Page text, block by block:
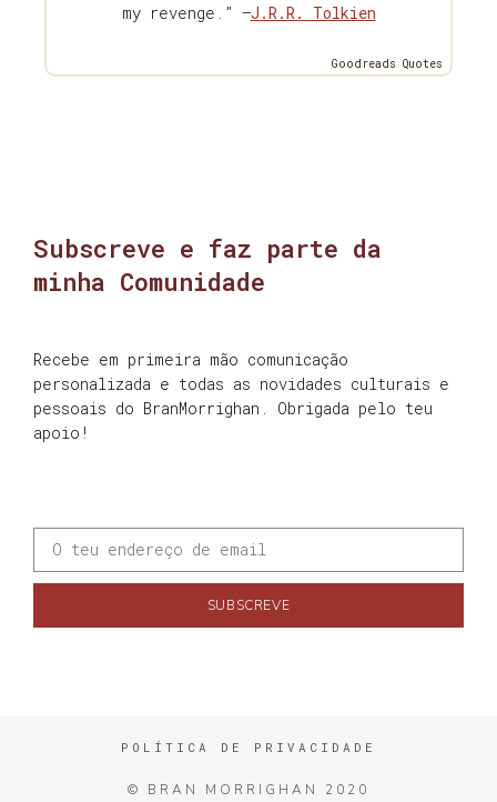
my revenge.” —J.R.R. Tolkien
Goodreads Quotes
Subscreve e faz parte da
minha Comunidade
Recebe em primeira mão comunicação
personalizada e todas as novidades culturais e
pessoais do BranMorrighan. Obrigada pelo teu
apoio!
SUBSCREVE
POLÍTICA DE PRIVACIDADE
© BRAN MORRIGHAN 2020